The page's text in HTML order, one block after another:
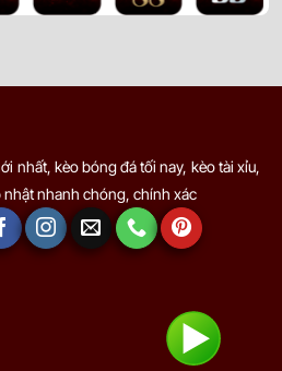
nhất, kèo bóng đá tối nay, kèo tài xỉu,
nhật nhanh chóng, chính xác